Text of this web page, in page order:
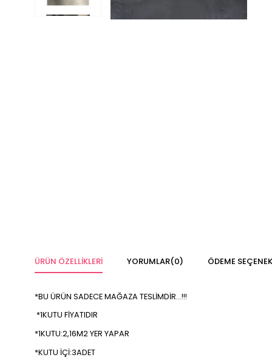
ÜRÜN ÖZELLIKLERI YORUMLAR(0) ÖDEME
*BU ÜRÜN SADECE MAĞAZA TESLİMDİR...!!!
*1KUTU FİYATIDIR
*1KUTU:2,16M2 YER YAPAR
*KUTU İÇİ:3ADET